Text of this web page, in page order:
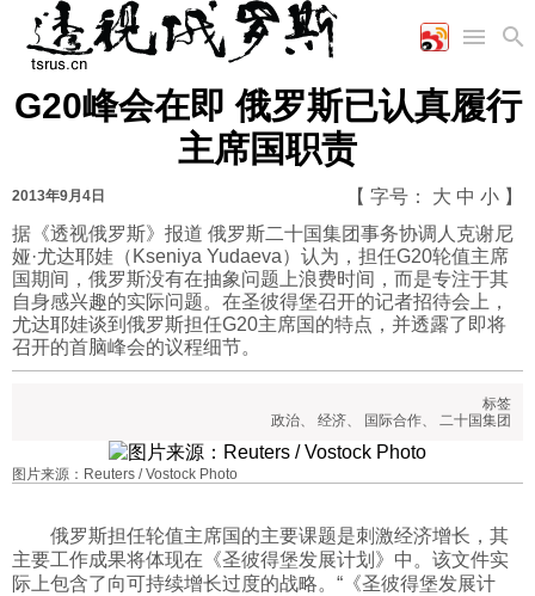
首页
国际
时政
军事
陆军
军事合作
工业
能源
农业
科技
美食
娱乐
漫画
视频
图表
G20峰会在即 俄罗斯已认真履行
主席国职责
2013年9月4日 【 字号： 大 中 小 】
据《透视俄罗斯》报道 俄罗斯二十国集团事务协调人克谢尼
娅·尤达耶娃（Kseniya Yudaeva）认为，担任G20轮值主席
国期间，俄罗斯没有在抽象问题上浪费时间，而是专注于其
自身感兴趣的实际问题。在圣彼得堡召开的记者招待会上，
尤达耶娃谈到俄罗斯担任G20主席国的特点，并透露了即将
召开的首脑峰会的议程细节。
标签
政治、 经济、 国际合作、 二十国集团
图片来源：Reuters / Vostock Photo
俄罗斯担任轮值主席国的主要课题是刺激经济增长，其
主要工作成果将体现在《圣彼得堡发展计划》中。该文件实
际上包含了向可持续增长过度的战略。“《圣彼得堡发展计